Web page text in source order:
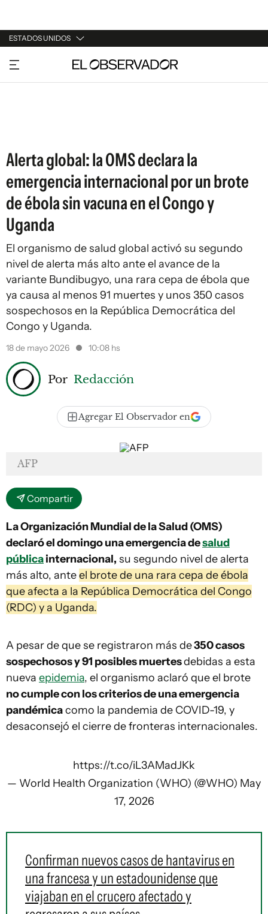
ESTADOS UNIDOS
URUGUAY
ARGENTINA
Alerta global: la OMS declara la
emergencia internacional por un brote
de ébola sin vacuna en el Congo y
Uganda
El organismo de salud global activó su segundo
nivel de alerta más alto ante el avance de la
variante Bundibugyo, una rara cepa de ébola que
ya causa al menos 91 muertes y unos 350 casos
sospechosos en la República Democrática del
Congo y Uganda.
18 de mayo 2026 10:08 hs
Por Redacción
Agregar El Observador en
AFP
Compartir
La Organización Mundial de la Salud (OMS)
declaró el domingo una emergencia desalud
públicainternacional, su segundo nivel de alerta
más alto, anteel brote de una rara cepa de ébola
que afecta a la República Democrática del Congo
(RDC) y a Uganda.
A pesar de que se registraron más de350 casos
sospechosos y 91 posibles muertesdebidas a esta
nueva epidemia, el organismo aclaró que el brote
no cumple con los criterios de una emergencia
pandémicacomo la pandemia de COVID-19, y
desaconsejó el cierre de fronteras internacionales.
https://t.co/iL3AMadJKk
— World Health Organization (WHO) (@WHO) May
17, 2026
Confirman nuevos casos de hantavirus en
una francesa y un estadounidense que
viajaban en el crucero afectado y